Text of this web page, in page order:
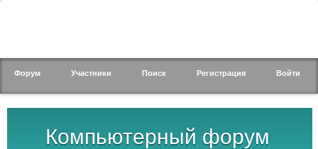
Компьютерный форум
Форум Участники Поиск Регистрация Войти